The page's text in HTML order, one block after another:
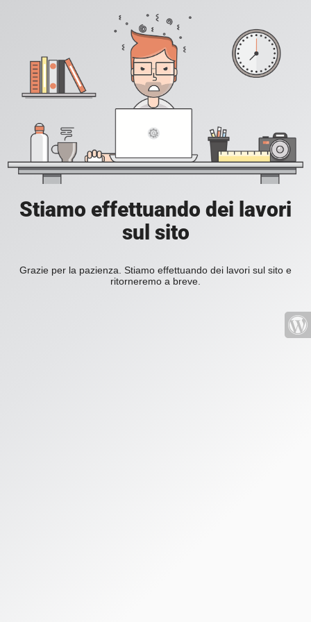
Stiamo effettuando dei lavori
sul sito
Grazie per la pazienza. Stiamo effettuando dei lavori sul sito e
ritorneremo a breve.